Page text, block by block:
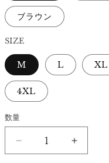
ブラウン
SIZE
M L XL
4XL
数量
デ